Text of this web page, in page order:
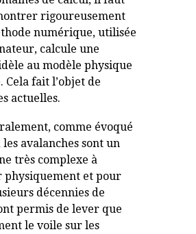
rigoureusement
numérique, utilisée
calcule une
au modèle physique
Cela fait l’objet de
actuelles.
comme évoqué
avalanches sont un
très complexe à
physiquement et pour
décennies de
permis de lever que
le voile sur les